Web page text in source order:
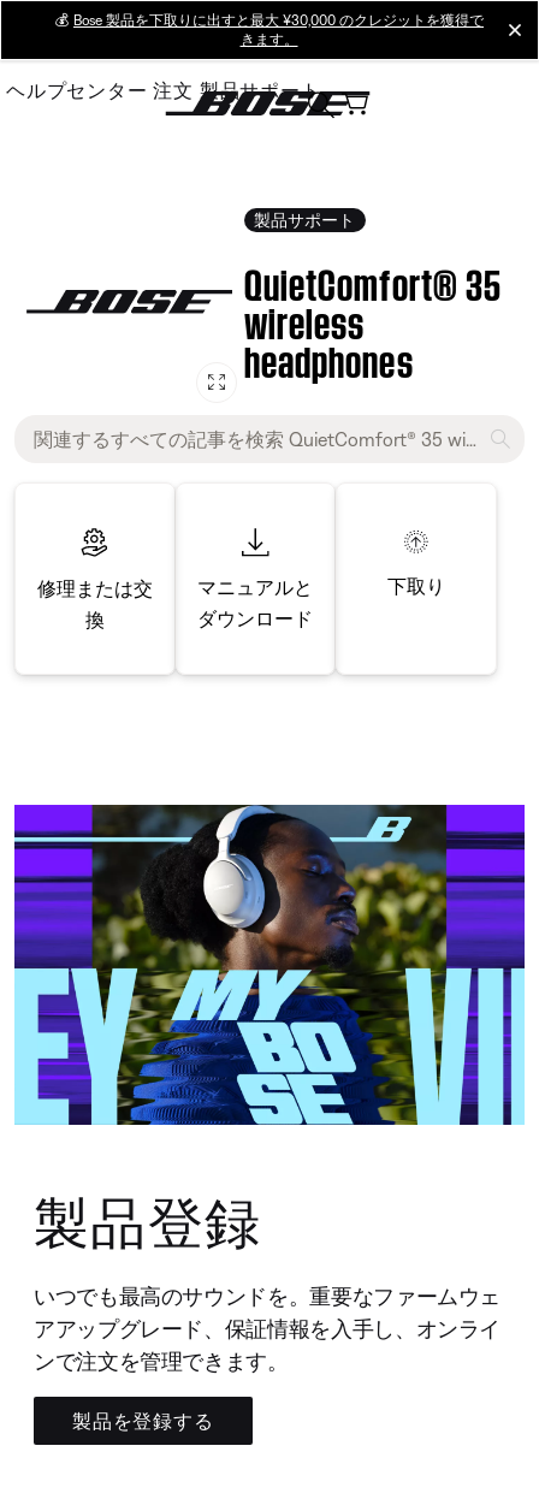
Main
💰 Bose 製品を下取りに出すと最大 ¥30,000 のクレジットを獲得で
きます。
ヘルプセンター 注文 製品サポート
製品サポート
QuietComfort® 35
wireless
headphones
修理または交
換
マニュアルと
ダウンロード
下取り
製品登録
いつでも最高のサウンドを。重要なファームウェ
アアップグレード、保証情報を入手し、オンライ
ンで注文を管理できます。
製品を登録する